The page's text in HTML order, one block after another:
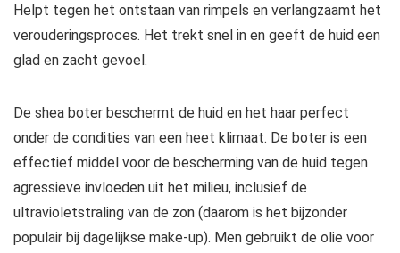
Helpt tegen het ontstaan van rimpels en verlangzaamt het
verouderingsproces. Het trekt snel in en geeft de huid een
glad en zacht gevoel.
De shea boter beschermt de huid en het haar perfect
onder de condities van een heet klimaat. De boter is een
effectief middel voor de bescherming van de huid tegen
agressieve invloeden uit het milieu, inclusief de
ultravioletstraling van de zon (daarom is het bijzonder
populair bij dagelijkse make-up). Men gebruikt de olie voor